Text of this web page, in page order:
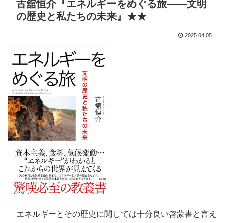
古舘恒介『エネルギーをめぐる旅――文明
の歴史と私たちの未来』★★
2025.04.05
エネルギーとその歴史に関しては十分良い啓蒙書と言え